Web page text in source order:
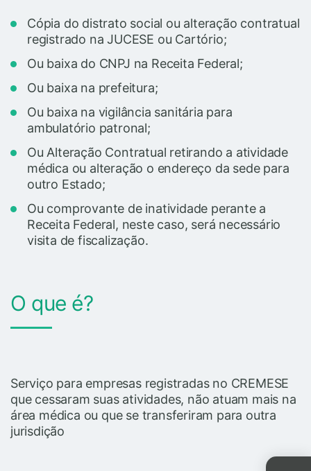
Cópia do distrato social ou alteração contratual
registrado na JUCESE ou Cartório;
Ou baixa do CNPJ na Receita Federal;
Ou baixa na prefeitura;
Ou baixa na vigilância sanitária para
ambulatório patronal;
Ou Alteração Contratual retirando a atividade
médica ou alteração o endereço da sede para
outro Estado;
Ou comprovante de inatividade perante a
Receita Federal, neste caso, será necessário
visita de fiscalização.
O que é?
Serviço para empresas registradas no CREMESE
que cessaram suas atividades, não atuam mais na
área médica ou que se transferiram para outra
jurisdição